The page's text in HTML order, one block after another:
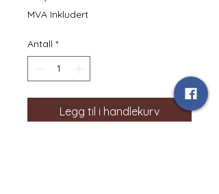
MVA Inkludert
Antall *
Legg til i handlekurv